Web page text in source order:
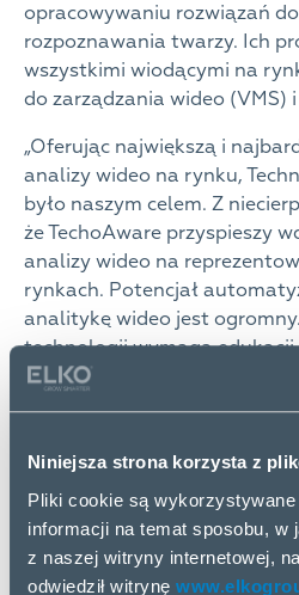
Niniejsza strona korzysta z
Pliki cookie są
informacji na temat sposobu,
z naszej witryny internetowej,
odwiedził witrynę
opracowywaniu rozwiązań
rozpoznawania twarzy. Ich
wszystkimi wiodącymi na
do zarządzania wideo (VMS)
„Oferując największą i
analizy wideo na rynku,
było naszym celem. Z
że TechoAware przyspieszy
analizy wideo na
rynkach. Potencjał
analitykę wideo jest
technologii wymaga
widzimy naszą rolę
VAD Product Unit Manager,
VTrack – analiza wideo dla
VTrack is a pakiet analizy
zastosować do 24 różnych
Flow, Area Counting,